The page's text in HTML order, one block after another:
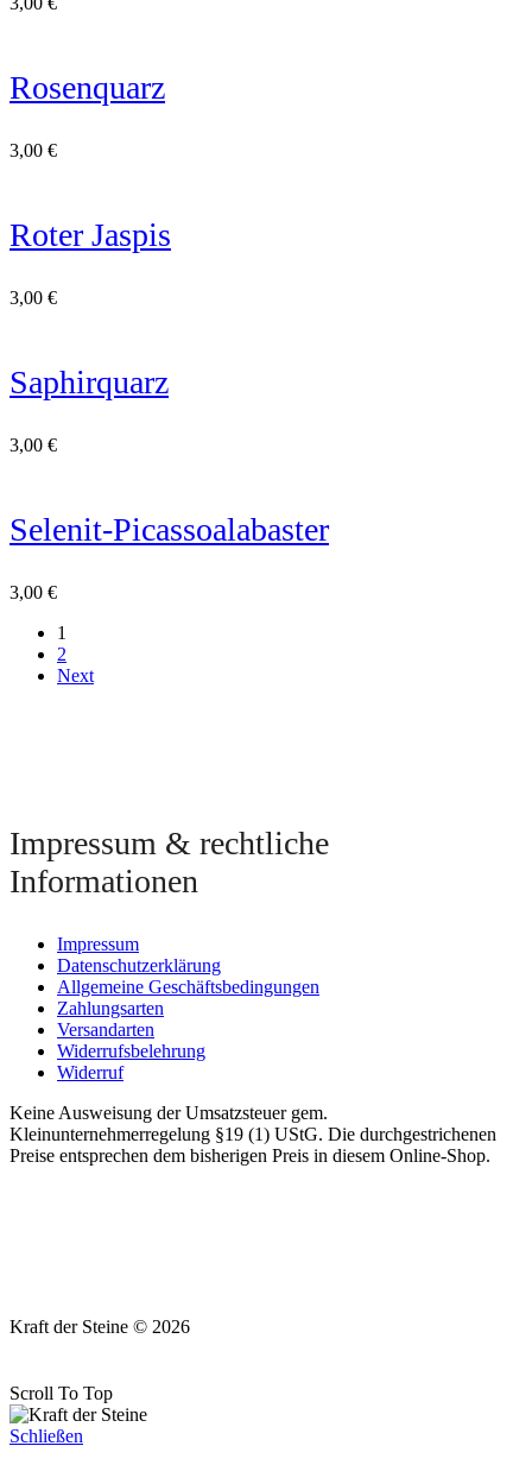
Rosenquarz
3,00 €
Roter Jaspis
3,00 €
Saphirquarz
3,00 €
Selenit-Picassoalabaster
3,00 €
1
2
Next
Impressum & rechtliche
Informationen
Impressum
Datenschutzerklärung
Allgemeine Geschäftsbedingungen
Zahlungsarten
Versandarten
Widerrufsbelehrung
Widerruf
Keine Ausweisung der Umsatzsteuer gem.
Kleinunternehmerregelung §19 (1) UStG. Die durchgestrichenen
Preise entsprechen dem bisherigen Preis in diesem Online-Shop.
Kraft der Steine © 2026
Scroll To Top
Schließen